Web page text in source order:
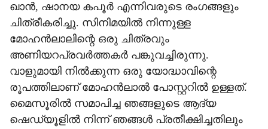
ഖാൻ, ഷാനയ കപൂർ എന്നിവരുടെ രംഗങ്ങളും
ചിത്രീകരിച്ചു. സിനിമയിൽ നിന്നുള്ള
മോഹൻലാലിന്റെ ഒരു ചിത്രവും
അണിയറപ്രവർത്തകർ പങ്കുവച്ചിരുന്നു.
വാളുമായി നിൽക്കുന്ന ഒരു യോദ്ധാവിന്റെ
രൂപത്തിലാണ് മോഹൻലാൽ പോസ്റ്ററിൽ ഉള്ളത്.
മൈസൂരിൽ സമാപിച്ച ഞങ്ങളുടെ ആദ്യ
ഷെഡ്യൂളിൽ നിന്ന് ഞങ്ങൾ പ്രതീക്ഷിച്ചതിലും